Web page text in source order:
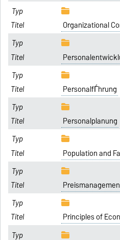
Organizational
PersonalfЃhrung
Personalplanung
Population and
Principles of